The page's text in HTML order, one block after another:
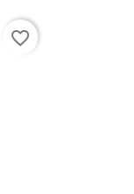
favorite_border